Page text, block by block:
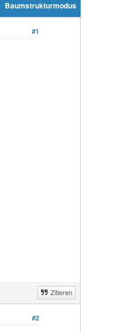
Baumstrukturmodus
#1
Zitieren
#2